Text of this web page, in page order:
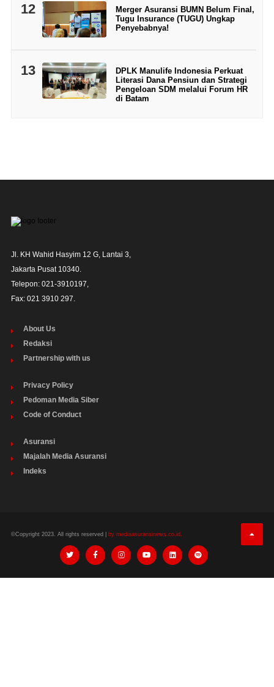
12
Merger Asuransi BUMN Belum Final,
Tugu Insurance (TUGU) Ungkap
Penyebabnya!
13
DPLK Manulife Indonesia Perkuat
Literasi Dana Pensiun dan Strategi
Pengeloan SDM melalui Forum HR
di Batam
Jl. KH Wahid Hasyim 12 G, Lantai 3,
Jakarta Pusat 10340.
Telepon: 021-3910197,
Fax: 021 3910 297.
About Us
Redaksi
Partnership with us
Privacy Policy
Pedoman Media Siber
Code of Conduct
Asuransi
Majalah Media Asuransi
Indeks
©Copyright 2023. All rights reserved | by mediaasuransinews.co.id.